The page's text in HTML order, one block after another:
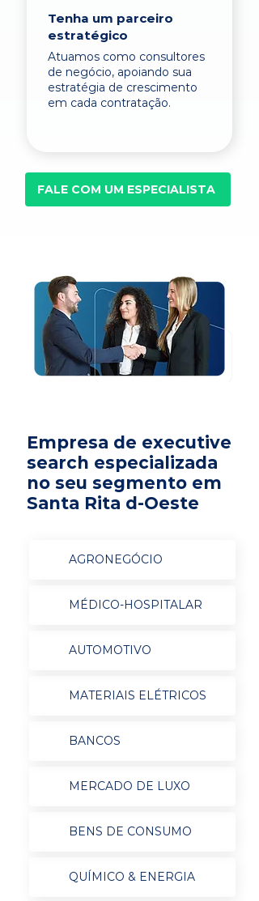
Tenha um parceiro
estratégico
Atuamos como consultores
de negócio, apoiando sua
estratégia de crescimento
em cada contratação.
FALE COM UM ESPECIALISTA
Empresa de executive
search especializada
no seu segmento em
Santa Rita d-Oeste
AGRONEGÓCIO
MÉDICO-HOSPITALAR
AUTOMOTIVO
MATERIAIS ELÉTRICOS
BANCOS
MERCADO DE LUXO
BENS DE CONSUMO
QUÍMICO & ENERGIA